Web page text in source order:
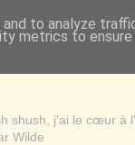
shush, j'ai le cœur à
Wilde
to analyze
metrics to